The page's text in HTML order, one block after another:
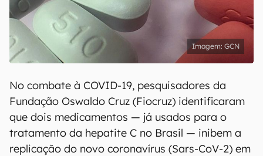
GCN
No combate à COVID-19, pesquisadores da
Fundação Oswaldo Cruz (Fiocruz) identificaram
que dois medicamentos — já usados para o
tratamento da hepatite C no Brasil — inibem a
replicação do novo coronavírus (Sars-CoV-2) em